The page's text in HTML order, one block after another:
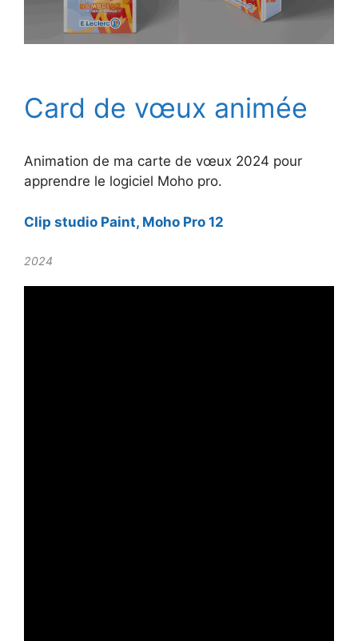
Card de vœux animée
Animation de ma carte de vœux 2024 pour
apprendre le logiciel Moho pro.
Clip studio Paint, Moho Pro 12
2024